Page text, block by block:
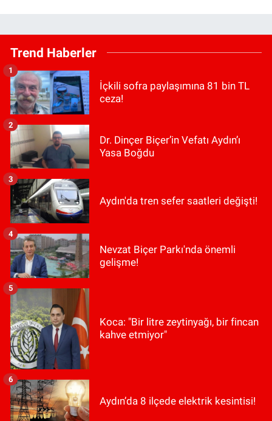
Trend Haberler
İçkili sofra paylaşımına 81 bin TL
ceza!
1
Dr. Dinçer Biçer’in Vefatı Aydın’ı
Yasa Boğdu
2
Aydın'da tren sefer saatleri değişti!
3
Nevzat Biçer Parkı'nda önemli
gelişme!
4
Koca: "Bir litre zeytinyağı, bir fincan
kahve etmiyor"
5
Aydın’da 8 ilçede elektrik kesintisi!
6